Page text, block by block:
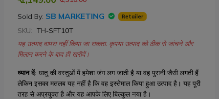
Sold By: SB MARKETING Retailer
SKU: TH-SFT10T
यह उत्पाद वापस नहीं किया जा सकता. कृपया उत्पाद को ठीक से जांचने और
मिलान करने के बाद ही खरीदें।
ध्यान दें: धातु की वस्तुओं में हमेशा जंग लग जाती है या वह पुरानी जैसी लगती हैं
लेकिन इसका मतलब यह नहीं है कि वह इस्तेमाल किया हुआ उत्पाद है। यह पूरी
तरह से अप्रयुक्त है और यह आपके लिए बिल्कुल नया है।